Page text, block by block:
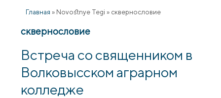
Главная » Novostnye Tegi » сквернословие
сквернословие
Встреча со священником в
Волковысском аграрном
колледже